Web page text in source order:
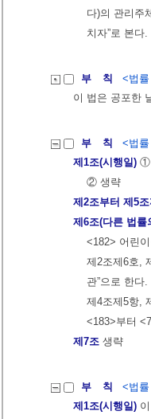
다)의 관리주
치자”로 본다.
부 칙
<법
이 법은 공포한
부 칙
<법
제1조(시행일) ①
② 생략
제2조부터 제5
제6조(다른 법률
<182> 어린
제2조제6호,
관”으로 한다.
제4조제5항,
<183>부터
제7조 생략
부 칙
<법
제1조(시행일)